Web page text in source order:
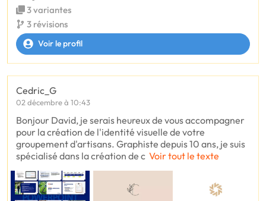
3 variantes
3 révisions
Voir le profil
Cedric_G
02 décembre à 10:43
Bonjour David, je serais heureux de vous accompagner
pour la création de l'identité visuelle de votre
groupement d'artisans. Graphiste depuis 10 ans, je suis
spécialisé dans la création de c Voir tout le texte